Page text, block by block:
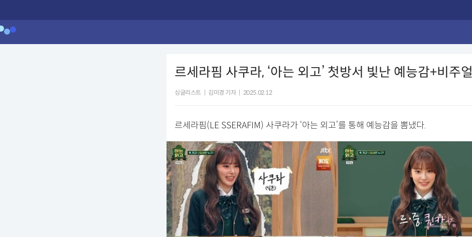
르세라핌 사쿠라, ‘아는 외고’ 첫방서 빛난 예능감+비주얼
싱글리스트 김미경 기자 2025.02.12
르세라핌(LE SSERAFIM) 사쿠라가 ‘아는 외고’를 통해 예능감을 뽐냈다.